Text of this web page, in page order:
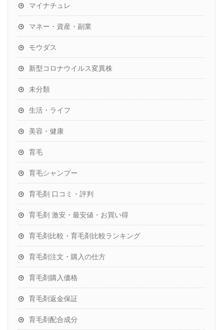
マイナチュレ
マネー・資産・副業
モウダス
新型コロナウイルス変異株
未分類
生活・ライフ
美容・健康
育毛
育毛シャンプー
育毛剤 口コミ・評判
育毛剤 激安・最安値・お買い得
育毛剤比較・育毛剤比較ランキング
育毛剤注文・購入の仕方
育毛剤購入価格
育毛剤返金保証
育毛剤配合成分